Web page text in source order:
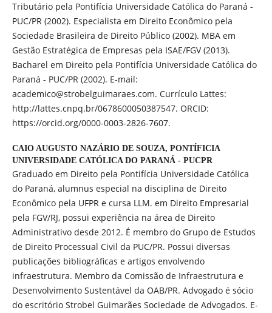
Tributário pela Pontifícia Universidade Católica do Paraná -
PUC/PR (2002). Especialista em Direito Econômico pela
Sociedade Brasileira de Direito Público (2002). MBA em
Gestão Estratégica de Empresas pela ISAE/FGV (2013).
Bacharel em Direito pela Pontifícia Universidade Católica do
Paraná - PUC/PR (2002). E-mail:
academico@strobelguimaraes.com. Currículo Lattes:
http://lattes.cnpq.br/0678600050387547. ORCID:
https://orcid.org/0000-0003-2826-7607.
CAIO AUGUSTO NAZÁRIO DE SOUZA, PONTÍFICIA
UNIVERSIDADE CATÓLICA DO PARANÁ - PUCPR
Graduado em Direito pela Pontifícia Universidade Católica
do Paraná, alumnus especial na disciplina de Direito
Econômico pela UFPR e cursa LLM. em Direito Empresarial
pela FGV/RJ, possui experiência na área de Direito
Administrativo desde 2012. É membro do Grupo de Estudos
de Direito Processual Civil da PUC/PR. Possui diversas
publicações bibliográficas e artigos envolvendo
infraestrutura. Membro da Comissão de Infraestrutura e
Desenvolvimento Sustentável da OAB/PR. Advogado é sócio
do escritório Strobel Guimarães Sociedade de Advogados. E-